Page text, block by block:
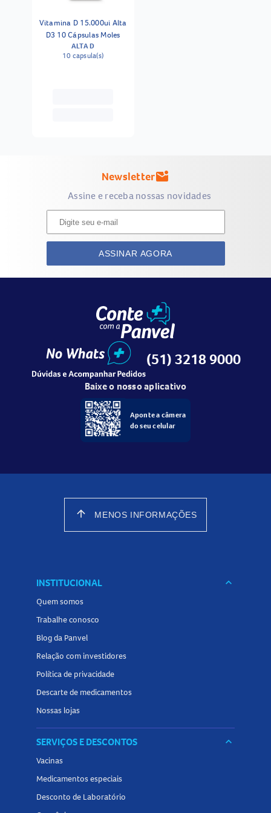
Vitamina D 15.000ui Alta
D3 10 Cápsulas Moles
ALTA D
10 capsula(s)
Newslettermark_email_unread
Assine e receba nossas novidades
ASSINAR AGORA
(51) 3218 9000
Baixe o nosso aplicativo
Aponte a câmera
do seu celular
arrow_upward MENOS INFORMAÇÕES
INSTITUCIONAL keyboard_arrow_down
Quem somos
Trabalhe conosco
Blog da Panvel
Relação com investidores
Política de privacidade
Descarte de medicamentos
Nossas lojas
SERVIÇOS E DESCONTOS keyboard_arrow_down
Vacinas
Medicamentos especiais
Desconto de Laboratório